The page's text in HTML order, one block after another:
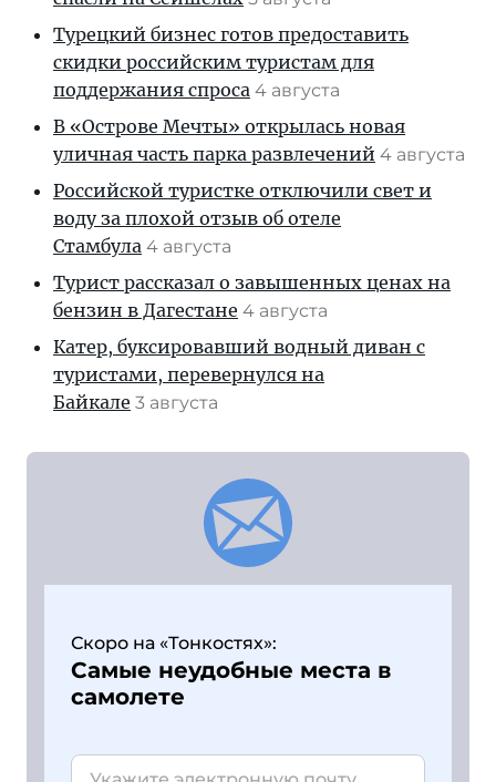
Турецкий бизнес готов предоставить
скидки российским туристам для
поддержания спроса 4 августа
В «Острове Мечты» открылась новая
уличная часть парка развлечений 4 августа
Российской туристке отключили свет и
воду за плохой отзыв об отеле
Стамбула 4 августа
Турист рассказал о завышенных ценах на
бензин в Дагестане 4 августа
Катер, буксировавший водный диван с
туристами, перевернулся на
Байкале 3 августа
Скоро на «Тонкостях»:
Самые неудобные места в
самолете